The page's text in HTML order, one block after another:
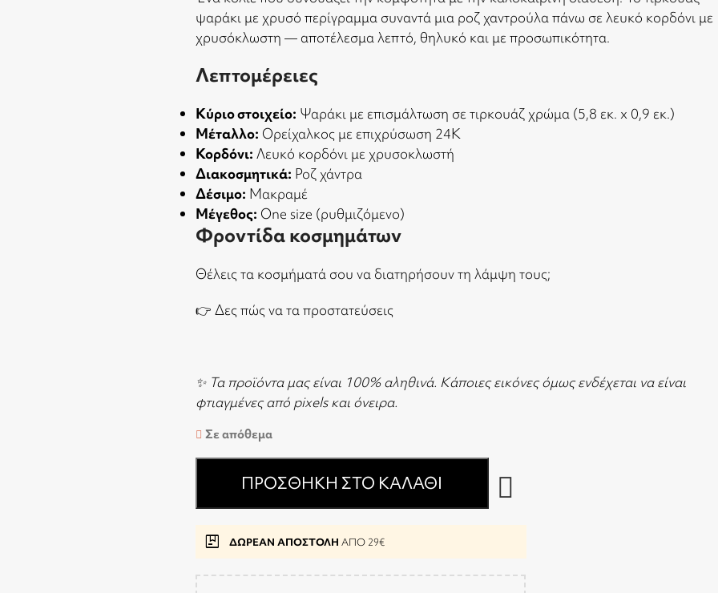
ψαράκι με χρυσό περίγραμμα συναντά μια ροζ χαντρούλα πάνω σε λευκό κορδόνι με
χρυσόκλωστη — αποτέλεσμα λεπτό, θηλυκό και με προσωπικότητα.
Λεπτομέρειες
Κύριο στοιχείο: Ψαράκι με επισμάλτωση σε τιρκουάζ χρώμα (5,8 εκ. x 0,9 εκ.)
Μέταλλο: Ορείχαλκος με επιχρύσωση 24Κ
Κορδόνι: Λευκό κορδόνι με χρυσοκλωστή
Διακοσμητικά: Ροζ χάντρα
Δέσιμο: Μακραμέ
Μέγεθος: One size (ρυθμιζόμενο)
Φροντίδα κοσμημάτων
Θέλεις τα κοσμήματά σου να διατηρήσουν τη λάμψη τους;
👉 Δες πώς να τα προστατεύσεις
✨ Τα προϊόντα μας είναι 100% αληθινά. Κάποιες εικόνες όμως ενδέχεται να είναι
φτιαγμένες από pixels και όνειρα.
Σε απόθεμα
ΠΡΟΣΘΉΚΗ ΣΤΟ ΚΑΛΆΘΙ
package ΔΩΡΕΑΝ ΑΠΟΣΤΟΛΗ ΑΠΟ 29€